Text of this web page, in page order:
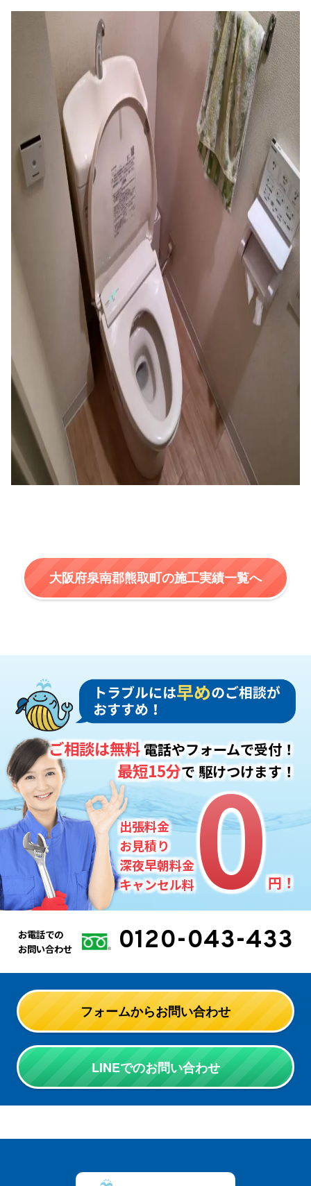
大阪府泉南郡熊取町の施工実績一覧へ
出張料金
お見積り
深夜早朝料金
キャンセル料0
0円！
ご相談は無料電話やフォームで受付！
最短15分で駆けつけます！
お電話での
お問い合わせ
0120-043-433
フォームからお問い合わせ
LINEでのお問い合わせ